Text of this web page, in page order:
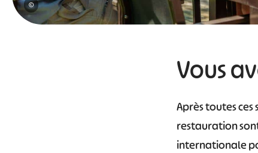
©
Vous
Après toutes ces
restauration
internationale